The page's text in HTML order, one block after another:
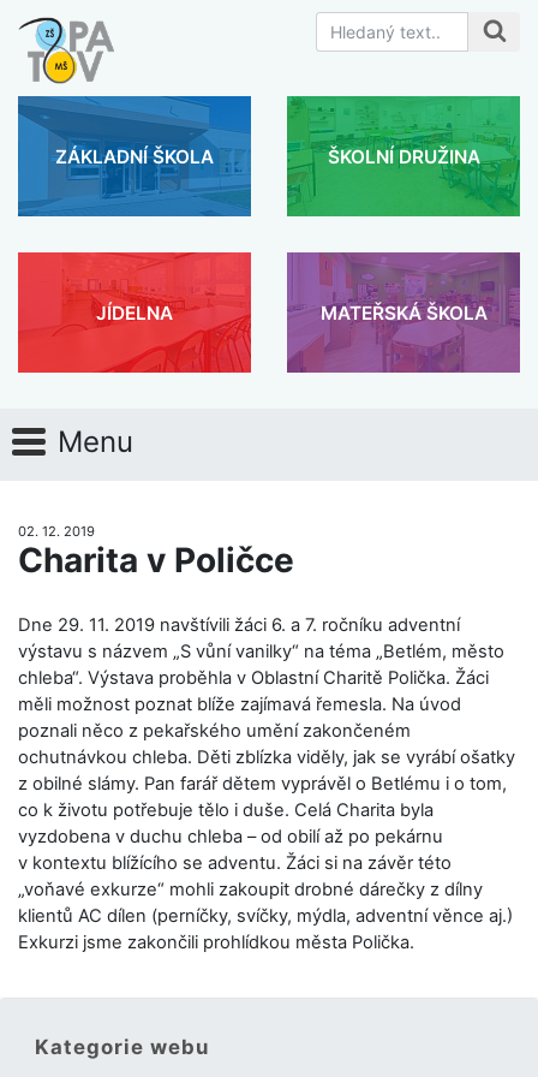
ZÁKLADNÍ ŠKOLA ŠKOLNÍ DRUŽINA
JÍDELNA MATEŘSKÁ ŠKOLA
Menu
02. 12. 2019
Charita v Poličce
Dne 29. 11. 2019 navštívili žáci 6. a 7. ročníku adventní
výstavu s názvem „S vůní vanilky“ na téma „Betlém, město
chleba“. Výstava proběhla v Oblastní Charitě Polička. Žáci
měli možnost poznat blíže zajímavá řemesla. Na úvod
poznali něco z pekařského umění zakončeném
ochutnávkou chleba. Děti zblízka viděly, jak se vyrábí ošatky
z obilné slámy. Pan farář dětem vyprávěl o Betlému i o tom,
co k životu potřebuje tělo i duše. Celá Charita byla
vyzdobena v duchu chleba – od obilí až po pekárnu
v kontextu blížícího se adventu. Žáci si na závěr této
„voňavé exkurze“ mohli zakoupit drobné dárečky z dílny
klientů AC dílen (perníčky, svíčky, mýdla, adventní věnce aj.)
Exkurzi jsme zakončili prohlídkou města Polička.
Kategorie webu